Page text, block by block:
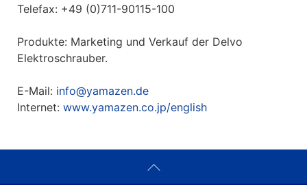
Telefax: +49 (0)711-90115-100
Produkte: Marketing und Verkauf der Delvo
Elektroschrauber.
E-Mail: info@yamazen.de
Internet: www.yamazen.co.jp/english